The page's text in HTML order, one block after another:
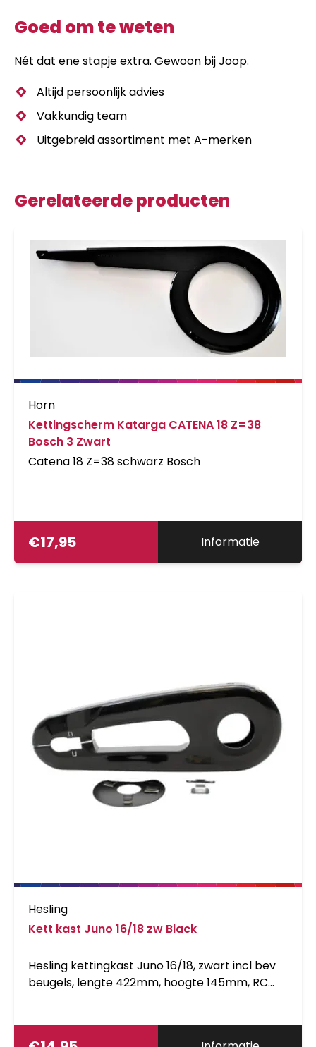
Goed om te weten
Nét dat ene stapje extra. Gewoon bij Joop.
Altijd persoonlijk advies
Vakkundig team
Uitgebreid assortiment met A-merken
Gerelateerde producten
Horn
Kettingscherm Katarga CATENA 18 Z=38
Bosch 3 Zwart
Catena 18 Z=38 schwarz Bosch
€17,95 Informatie
Hesling
Kett kast Juno 16/18 zw Black
Hesling kettingkast Juno 16/18, zwart incl bev
beugels, lengte 422mm, hoogte 145mm, RC